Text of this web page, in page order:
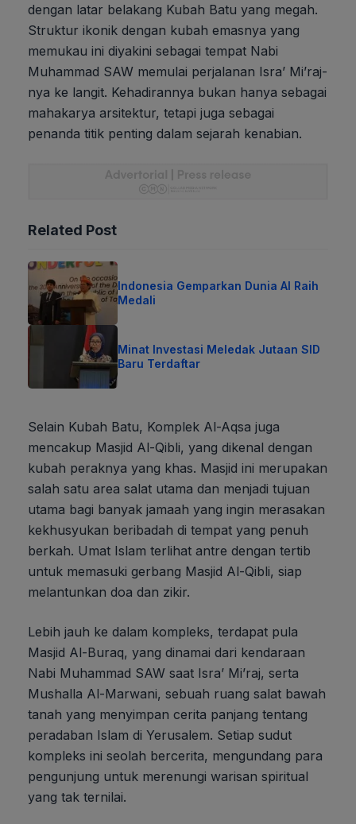
dengan latar belakang Kubah Batu yang megah.
Struktur ikonik dengan kubah emasnya yang
memukau ini diyakini sebagai tempat Nabi
Muhammad SAW memulai perjalanan Isra’ Mi’raj-
nya ke langit. Kehadirannya bukan hanya sebagai
mahakarya arsitektur, tetapi juga sebagai
penanda titik penting dalam sejarah kenabian.
Related Post
Indonesia Gemparkan Dunia AI Raih
Medali
Minat Investasi Meledak Jutaan SID
Baru Terdaftar
Selain Kubah Batu, Komplek Al-Aqsa juga
mencakup Masjid Al-Qibli, yang dikenal dengan
kubah peraknya yang khas. Masjid ini merupakan
salah satu area salat utama dan menjadi tujuan
utama bagi banyak jamaah yang ingin merasakan
kekhusyukan beribadah di tempat yang penuh
berkah. Umat Islam terlihat antre dengan tertib
untuk memasuki gerbang Masjid Al-Qibli, siap
melantunkan doa dan zikir.
Lebih jauh ke dalam kompleks, terdapat pula
Masjid Al-Buraq, yang dinamai dari kendaraan
Nabi Muhammad SAW saat Isra’ Mi’raj, serta
Mushalla Al-Marwani, sebuah ruang salat bawah
tanah yang menyimpan cerita panjang tentang
peradaban Islam di Yerusalem. Setiap sudut
kompleks ini seolah bercerita, mengundang para
pengunjung untuk merenungi warisan spiritual
yang tak ternilai.